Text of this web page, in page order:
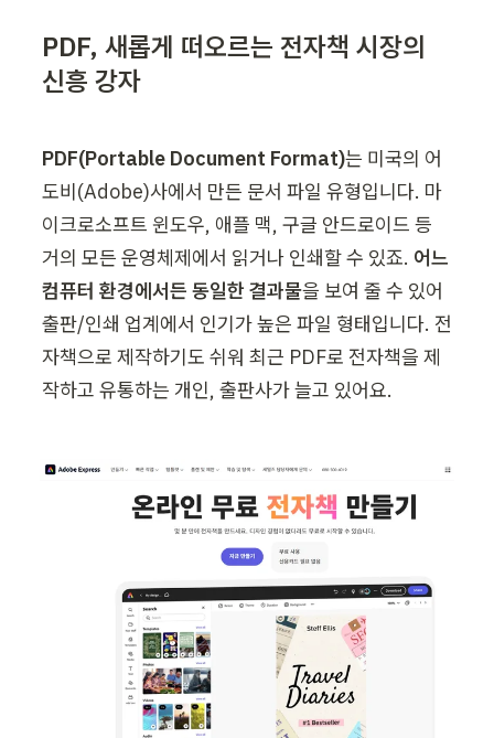
PDF, 새롭게 떠오르는 전자책 시장의
신흥 강자
PDF(Portable Document Format)는 미국의 어
도비(Adobe)사에서 만든 문서 파일 유형입니다. 마
이크로소프트 윈도우, 애플 맥, 구글 안드로이드 등
거의 모든 운영체제에서 읽거나 인쇄할 수 있죠. 어느
컴퓨터 환경에서든 동일한 결과물을 보여 줄 수 있어
출판/인쇄 업계에서 인기가 높은 파일 형태입니다. 전
자책으로 제작하기도 쉬워 최근 PDF로 전자책을 제
작하고 유통하는 개인, 출판사가 늘고 있어요.